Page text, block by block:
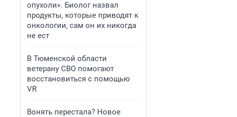
опухоли». Биолог назвал
продукты, которые приводят к
онкологии, сам он их никогда
не ест
В Тюменской области
ветерану СВО помогают
восстановиться с помощью
VR
Вонять перестала? Новое